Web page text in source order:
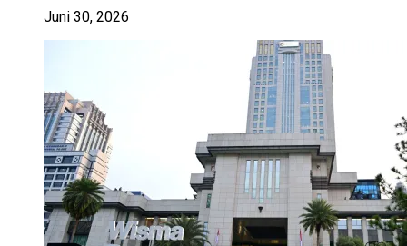
Juni 30, 2026